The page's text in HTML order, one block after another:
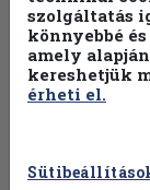
szolgáltatás
könnyebbé
amely
kereshetjük
érheti el.